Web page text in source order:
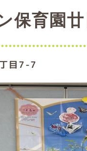
保育園
目7-7